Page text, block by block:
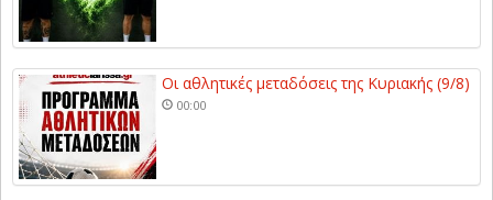
Οι αθλητικές μεταδόσεις της Κυριακής (9/8)
00:00